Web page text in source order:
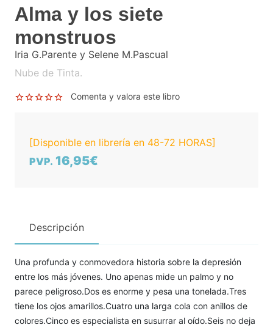
Alma y los siete
monstruos
Iria G.Parente y Selene M.Pascual
Nube de Tinta.
Comenta y valora este libro
[Disponible en librería en 48-72 HORAS]
PVP. 16,95€
Descripción
Una profunda y conmovedora historia sobre la depresión
entre los más jóvenes. Uno apenas mide un palmo y no
parece peligroso.Dos es enorme y pesa una tonelada.Tres
tiene los ojos amarillos.Cuatro una larga cola con anillos de
colores.Cinco es especialista en susurrar al oído.Seis no deja